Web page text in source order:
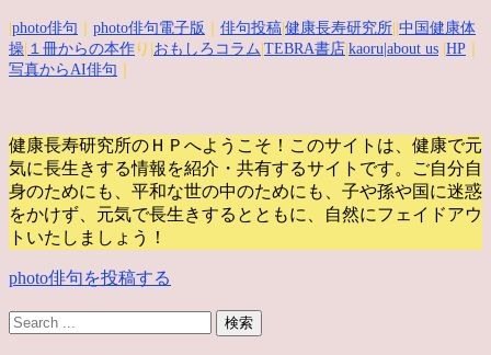
photo俳句 photo俳句電子版 俳句投稿 健康長寿研究所 中国健康体
操 １冊からの本作 り| おもしろコラム TEBRA書店 kaoru |about us HP
写真からAI俳句
健康長寿研究所のＨＰへようこそ！このサイトは、健康で元
気に長生きする情報を紹介・共有するサイトです。
ご自分自
身のためにも、平和な世の中のためにも、子や孫や国に迷惑
をかけず、元気で長生きするとともに、自然にフェイドアウ
トいたしましょう！
photo俳句を投稿する